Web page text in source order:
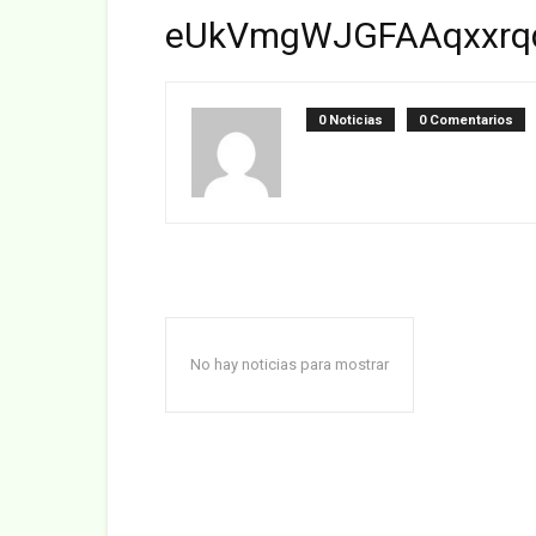
0 Noticias 0 Comentarios
No hay noticias para mostrar